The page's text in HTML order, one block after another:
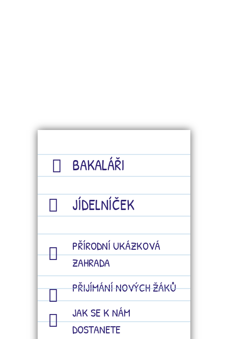
BAKALÁŘI
JÍDELNÍČEK
PŘÍRODNÍ UKÁZKOVÁ
ZAHRADA
PŘIJÍMÁNÍ NOVÝCH ŽÁKŮ
JAK SE K NÁM
DOSTANETE